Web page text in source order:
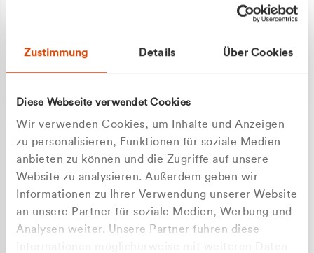
Zustimmung Details Über Cookies
Diese Webseite verwendet Cookies
Wir verwenden Cookies, um Inhalte und Anzeigen
zu personalisieren, Funktionen für soziale Medien
anbieten zu können und die Zugriffe auf unsere
Website zu analysieren. Außerdem geben wir
Informationen zu Ihrer Verwendung unserer Website
an unsere Partner für soziale Medien, Werbung und
Analysen weiter. Unsere Partner führen diese
+49 177 8376058
Apilash Balanesan